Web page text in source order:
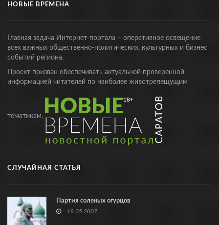
НОВЫЕ ВРЕМЕНА
Главная задача Интернет-портала – оперативное освещение
всех важных общественно-политических, культурных и бизнес
событий региона.
Проект призван обеспечивать актуальной проверенной
информацией читателей по наиболее животрепещущим
тематикам.
СЛУЧАЙНАЯ СТАТЬЯ
Партия соленых огурцов
18.05.2007